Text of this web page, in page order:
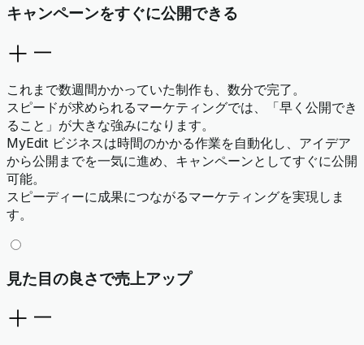
キャンペーンをすぐに公開できる
これまで数週間かかっていた制作も、数分で完了。
スピードが求められるマーケティングでは、「早く公開でき
ること」が大きな強みになります。
MyEdit ビジネスは時間のかかる作業を自動化し、アイデア
から公開までを一気に進め、キャンペーンとしてすぐに公開
可能。
スピーディーに成果につながるマーケティングを実現しま
す。
見た目の良さで売上アップ